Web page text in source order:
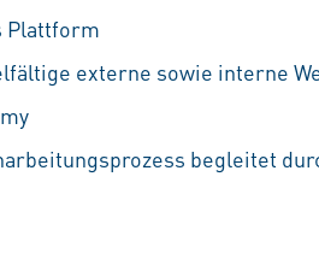
Plattform
externe sowie interne
begleitet